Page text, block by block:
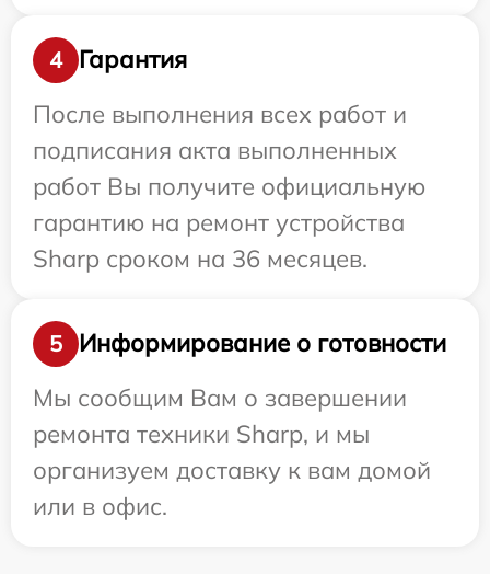
4
Гарантия
После выполнения всех работ и
подписания акта выполненных
работ Вы получите официальную
гарантию на ремонт устройства
Sharp сроком на 36 месяцев.
5
Информирование о готовности
Мы сообщим Вам о завершении
ремонта техники Sharp, и мы
организуем доставку к вам домой
или в офис.